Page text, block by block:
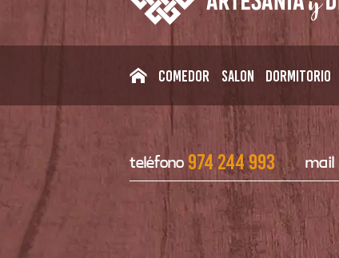
Comedor Salon Dormitorio
teléfono974 244 993 mail